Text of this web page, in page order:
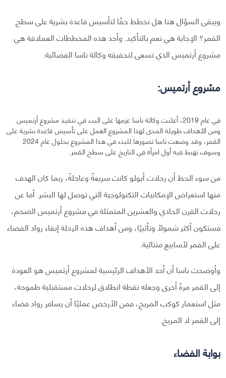
ويبقى السؤال هنا هل نخطط حقًا لتأسيس قاعدة بشرية على سطح
القمر؟ الإجابة هي نعم بالتأكيد. وأحد هذه المخططات العملاقة هي
مشروع أرتميس الذي تسعى لتحقيقه وكالة ناسا الفضائية.
مشروع أرتميس:
في عام 2019، أعلنت وكالة ناسا عزمها على البدء في تنفيذ مشروع أرتميس.
ومن الأهداف طويلة المدى لهذا المشروع العمل على تأسيس قاعدة بشرية على
القمر، وقد وضعت ناسا تصورها للبدء في هذا المشروع بحلول عام 2024
وسوف تهبط فيه أول امرأة في التاريخ على سطح القمر.
من سوء الحظ أن رحلات أبولو كانت سريعةً وعاجلةً، ربما كان الهدف
منها استعراض الإمكانيات التكنولوجية التي توصل لها البشر. أما عن
رحلات القرن الحادي والعشرين المتمثلة في مشروع أرتميس الضخم،
فستكون أكثر شمولًا وتأثيرًا، ومن أهداف هذه الرحلة إبقاء رواد الفضاء
على القمر لأسابيع متتالية.
وأوضحت ناسا أن أحد الأهداف الرئيسية لمشروع أرتميس هو العودة
إلى القمر مرةً أخرى وجعله نقطة انطلاق لرحلات مستقبلية طموحة،
مثل استعمار كوكب المريخ، فمن الأرخص عمليًا أن يسافر رواد فضاء
إلى القمر لا المريخ.
بوابة الفضاء